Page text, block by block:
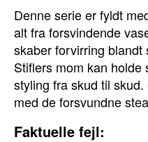
Denne serie er fyldt
alt fra forsvindende
skaber forvirring blandt
Stiflers mom kan
styling fra skud til
med de forsvundne
Faktuelle fejl: